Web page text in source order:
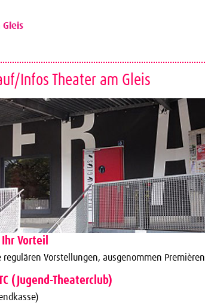
Gleis
Infos Theater am Gleis
Vorteil
regulären Vorstellungen, ausgenommen Premièren
(Jugend-Theaterclub)